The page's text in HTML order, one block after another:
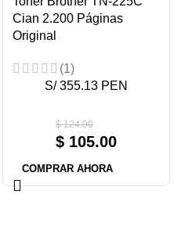
Cian 2.200 Páginas
Original
(1)
$124.00
$ 105.00
S/ 355.13 PEN
COMPRAR AHORA